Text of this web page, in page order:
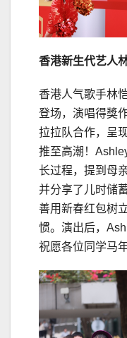
香港新生代艺人
香港人气歌手林
登场，演唱得獎
拉拉队合作，呈
推至高潮！
长过程，提到母
并分享了儿时储
善用新春红包树
惯。演出后，
祝愿各位同学马